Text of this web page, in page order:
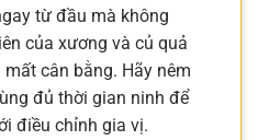
từ đầu mà không
của xương và củ quả
cân bằng. Hãy nêm
đủ thời gian ninh để
điều chỉnh gia vị.